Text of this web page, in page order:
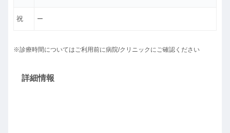
祝 ー
※診療時間についてはご利用前に病院/クリニックにご確認ください
詳細情報